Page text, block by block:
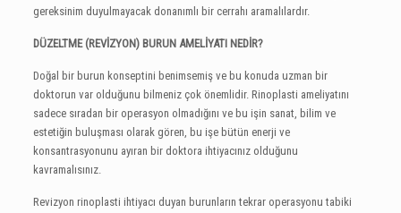
gereksinim duyulmayacak donanımlı bir cerrahı aramalılardır.
DÜZELTME (REVİZYON) BURUN AMELİYATI NEDİR?
Doğal bir burun konseptini benimsemiş ve bu konuda uzman bir
doktorun var olduğunu bilmeniz çok önemlidir. Rinoplasti ameliyatını
sadece sıradan bir operasyon olmadığını ve bu işin sanat, bilim ve
estetiğin buluşması olarak gören, bu işe bütün enerji ve
konsantrasyonunu ayıran bir doktora ihtiyacınız olduğunu
kavramalısınız.
Revizyon rinoplasti ihtiyacı duyan burunların tekrar operasyonu tabiki